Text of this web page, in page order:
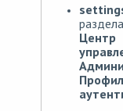
Центр